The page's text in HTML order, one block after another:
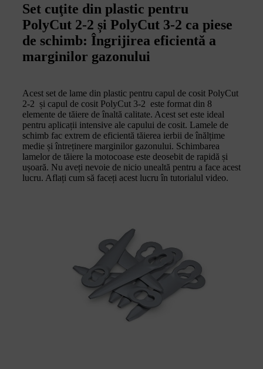
Set cuţite din plastic pentru
PolyCut 2-2 și PolyCut 3-2 ca piese
de schimb: Îngrijirea eficientă a
marginilor gazonului
Acest set de lame din plastic pentru capul de cosit PolyCut
2-2 și capul de cosit PolyCut 3-2 este format din 8
elemente de tăiere de înaltă calitate. Acest set este ideal
pentru aplicații intensive ale capului de cosit. Lamele de
schimb fac extrem de eficientă tăierea ierbii de înălțime
medie și întreținere marginilor gazonului. Schimbarea
lamelor de tăiere la motocoase este deosebit de rapidă și
ușoară. Nu aveți nevoie de nicio unealtă pentru a face acest
lucru. Aflați cum să faceți acest lucru în tutorialul video.